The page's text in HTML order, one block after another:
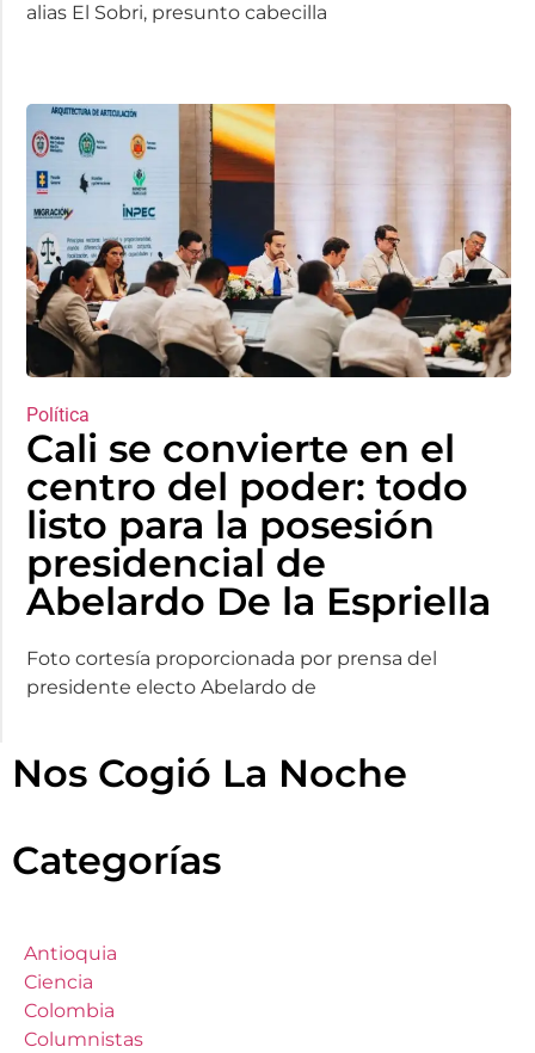
alias El Sobri, presunto cabecilla
Política
Cali se convierte en el
centro del poder: todo
listo para la posesión
presidencial de
Abelardo De la Espriella
Foto cortesía proporcionada por prensa del
presidente electo Abelardo de
Nos Cogió La Noche
Categorías
Antioquia
Ciencia
Colombia
Columnistas